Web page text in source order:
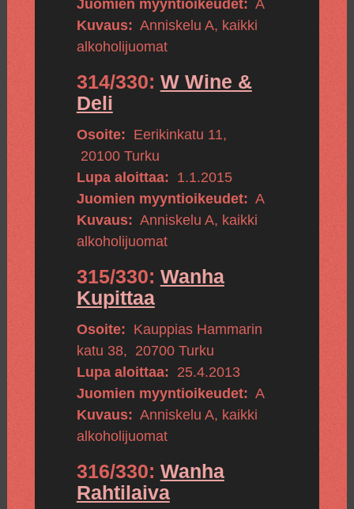
Juomien myyntioikeudet: A
Kuvaus: Anniskelu A, kaikki
alkoholijuomat
314/330: W Wine &
Deli
Osoite: Eerikinkatu 11,
20100 Turku
Lupa aloittaa: 1.1.2015
Juomien myyntioikeudet: A
Kuvaus: Anniskelu A, kaikki
alkoholijuomat
315/330: Wanha
Kupittaa
Osoite: Kauppias Hammarin
katu 38, 20700 Turku
Lupa aloittaa: 25.4.2013
Juomien myyntioikeudet: A
Kuvaus: Anniskelu A, kaikki
alkoholijuomat
316/330: Wanha
Rahtilaiva